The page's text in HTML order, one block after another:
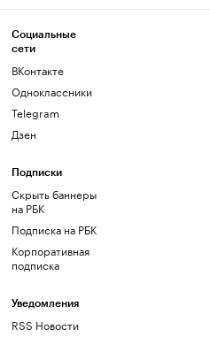
Социальные
сети
ВКонтакте
Одноклассники
Telegram
Дзен
Подписки
Скрыть баннеры
на РБК
Подписка на РБК
Корпоративная
подписка
Уведомления
RSS Новости